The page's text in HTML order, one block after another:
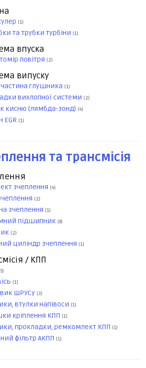
(1)
та трубки турбіни (1)
впуска
повітря (2)
випуску
глушника (1)
вихлопної системи (2)
кисню (лямбда-зонд) (4)
EGR (1)
та трансмісія
зчеплення (4)
(2)
зчеплення (1)
підшипник (8)
(2)
циліндр зчеплення (1)
/ КПП
(1)
ШРУСу (3)
втулки напівоси (1)
кріплення КПП (1)
прокладки, ремкомлект КПП (1)
фільтр АКПП (1)